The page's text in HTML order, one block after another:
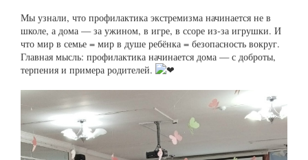
Мы узнали, что профилактика экстремизма начинается не в
школе, а дома — за ужином, в игре, в ссоре из‑за игрушки. И
что мир в семье = мир в душе ребёнка = безопасность вокруг.
Главная мысль: профилактика начинается дома — с доброты,
терпения и примера родителей.